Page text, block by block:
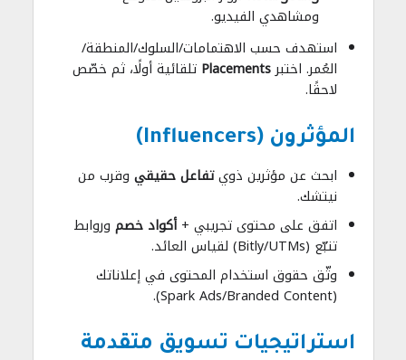
ومشاهدي الفيديو.
استهدف حسب الاهتمامات/السلوك/المنطقة/
العُمر. اختبرPlacements تلقائية أولًا، ثم خصّص
لاحقًا.
المؤثرون (Influencers)
ابحث عن مؤثرين ذويتفاعل حقيقي وقرب من
نيتشك.
اتفق على محتوى تجريبي +أكواد خصم وروابط
تتبّع (Bitly/UTMs) لقياس العائد.
وثّق حقوق استخدام المحتوى في إعلاناتك
(Spark Ads/Branded Content).
استراتيجيات تسويق متقدمة